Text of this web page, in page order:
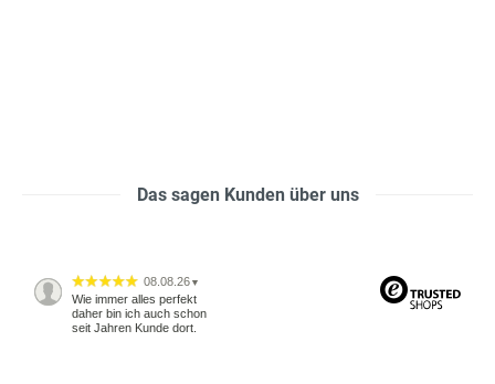
Das sagen Kunden über uns
08.08.26 ▼
Wie immer alles perfekt
daher bin ich auch schon
seit Jahren Kunde dort.